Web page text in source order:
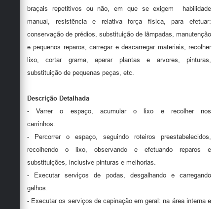
braçais repetitivos ou não, em que se exigem habilidade
manual, resistência e relativa força física, para efetuar:
conservação de prédios, substituição de lâmpadas, manutenção
e pequenos reparos, carregar e descarregar materiais, recolher
lixo, cortar grama, aparar plantas e arvores, pinturas,
substituição de pequenas peças, etc.
Descrição Detalhada
- Varrer o espaço, acumular o lixo e recolher nos
carrinhos.
- Percorrer o espaço, seguindo roteiros preestabelecidos,
recolhendo o lixo, observando e efetuando reparos e
substituições, inclusive pinturas e melhorias.
- Executar serviços de podas, desgalhando e carregando
galhos.
- Executar os serviços de capinação em geral: na área interna e